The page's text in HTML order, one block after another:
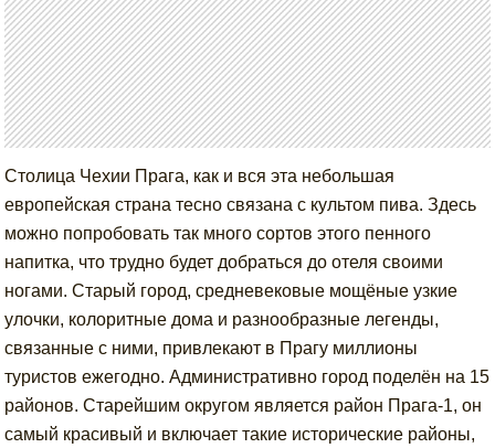
Столица Чехии Прага, как и вся эта небольшая
европейская страна тесно связана с культом пива. Здесь
можно попробовать так много сортов этого пенного
напитка, что трудно будет добраться до отеля своими
ногами. Старый город, средневековые мощёные узкие
улочки, колоритные дома и разнообразные легенды,
связанные с ними, привлекают в Прагу миллионы
туристов ежегодно. Административно город поделён на 15
районов. Старейшим округом является район Прага-1, он
самый красивый и включает такие исторические районы,